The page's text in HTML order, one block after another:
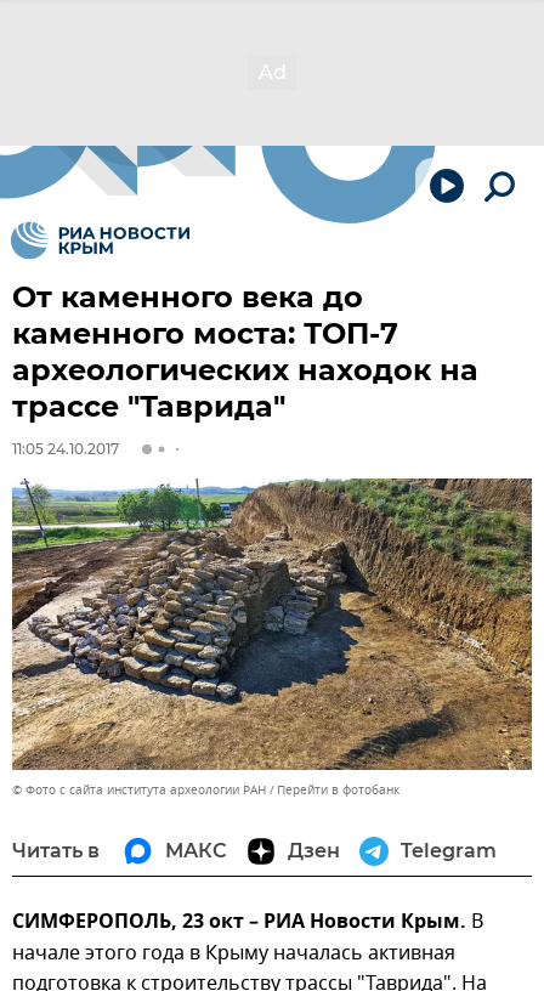
От каменного века до
каменного моста: ТОП-7
археологических находок на
трассе "Таврида"
11:05 24.10.2017
© Фото с сайта института археологии РАН Перейти в фотобанк
Читать в МАКС Дзен Telegram
СИМФЕРОПОЛЬ, 23 окт – РИА Новости Крым. В
начале этого года в Крыму началась активная
подготовка к строительству трассы "Таврида". На